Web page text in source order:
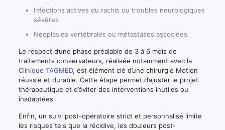
Infections actives du rachis ou troubles neurologiques
sévères
Neoplasies vertébrales ou métastases associées
Le respect d’une phase préalable de 3 à 6 mois de
traitements conservateurs, réalisée notamment avec la
Clinique TAGMED, est élément clé d’une chirurgie Motion
réussie et durable. Cette étape permet d’ajuster le projet
thérapeutique et d’éviter des interventions inutiles ou
inadaptées.
Enfin, un suivi post-opératoire strict et personnalisé limite
les risques tels que la récidive, les douleurs post-